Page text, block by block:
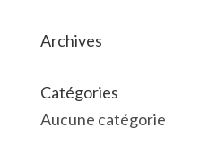
Archives
Catégories
Aucune catégorie